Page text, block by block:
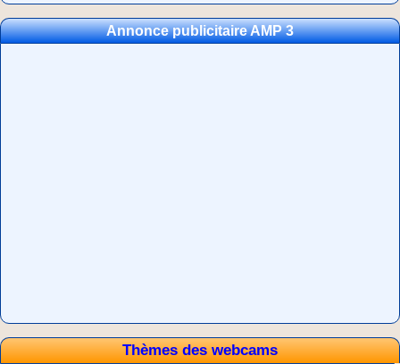
Annonce publicitaire AMP 3
Thèmes des webcams